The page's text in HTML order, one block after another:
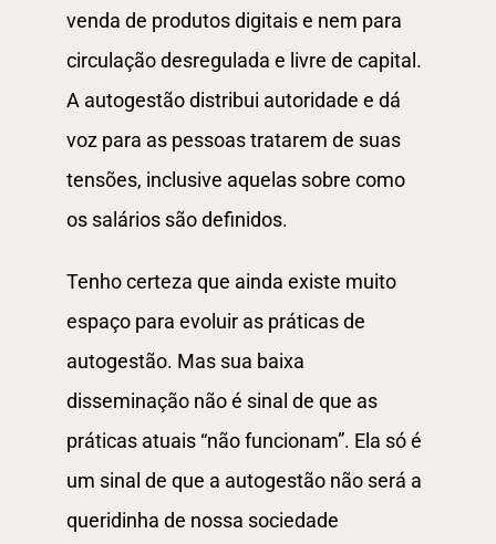
venda de produtos digitais e nem para
circulação desregulada e livre de capital.
A autogestão distribui autoridade e dá
voz para as pessoas tratarem de suas
tensões, inclusive aquelas sobre como
os salários são definidos.
Tenho certeza que ainda existe muito
espaço para evoluir as práticas de
autogestão. Mas sua baixa
disseminação não é sinal de que as
práticas atuais “não funcionam”. Ela só é
um sinal de que a autogestão não será a
queridinha de nossa sociedade